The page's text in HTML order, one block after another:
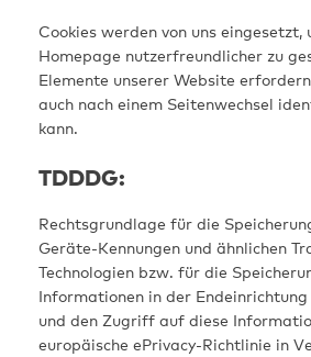
Cookies werden von uns eingesetzt,
Homepage nutzerfreundlicher zu
Elemente unserer Website
auch nach einem Seitenwechsel
kann.
TDDDG:
Rechtsgrundlage für die
Geräte-Kennungen und ähnlichen
Technologien bzw. für die
Informationen in der Endeinrichtung
und den Zugriff auf diese
europäische ePrivacy-Richtlinie in